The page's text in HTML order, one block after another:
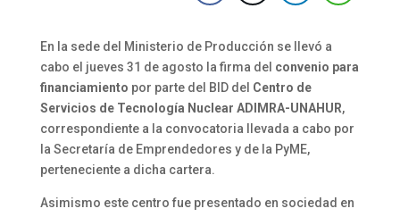
En la sede del Ministerio de Producción se llevó a
cabo el jueves 31 de agosto la firma del convenio para
financiamiento por parte del BID del Centro de
Servicios de Tecnología Nuclear ADIMRA-UNAHUR,
correspondiente a la convocatoria llevada a cabo por
la Secretaría de Emprendedores y de la PyME,
perteneciente a dicha cartera.
Asimismo este centro fue presentado en sociedad en